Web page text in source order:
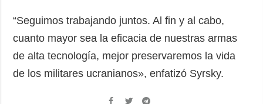
“Seguimos trabajando juntos. Al fin y al cabo,
cuanto mayor sea la eficacia de nuestras armas
de alta tecnología, mejor preservaremos la vida
de los militares ucranianos», enfatizó Syrsky.